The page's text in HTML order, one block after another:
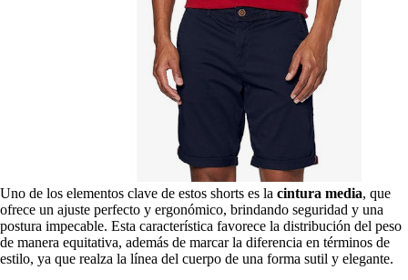
Uno de los elementos clave de estos shorts es la cintura media, que
ofrece un ajuste perfecto y ergonómico, brindando seguridad y una
postura impecable. Esta característica favorece la distribución del peso
de manera equitativa, además de marcar la diferencia en términos de
estilo, ya que realza la línea del cuerpo de una forma sutil y elegante.